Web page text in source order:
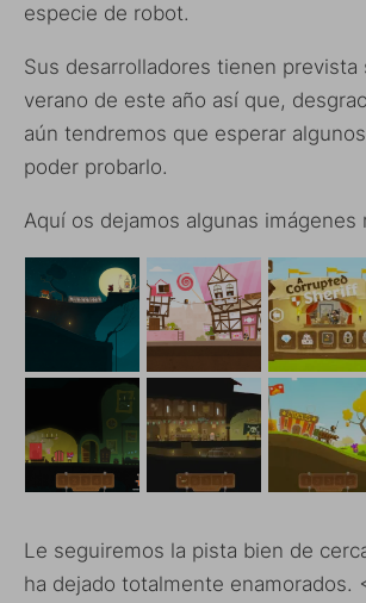
especie de robot.
Sus desarrolladores tienen prevista
verano de este año así que,
aún tendremos que esperar
poder probarlo.
Aquí os dejamos algunas imágenes
Le seguiremos la pista bien de
ha dejado totalmente enamorados.